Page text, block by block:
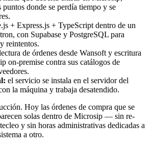
donde se perdía tiempo y se
+ Express.js + TypeScript dentro de un
con Supabase y PostgreSQL para
reintentos.
de órdenes desde Wansoft y escritura
on-premise contra sus catálogos de
el servicio se instala en el servidor del
la máquina y trabaja desatendido.
Hoy las órdenes de compra que se
solas dentro de Microsip — sin re-
y sin horas administrativas dedicadas a
a otro.